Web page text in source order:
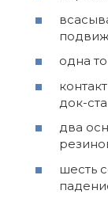
одна
док-
два
шесть